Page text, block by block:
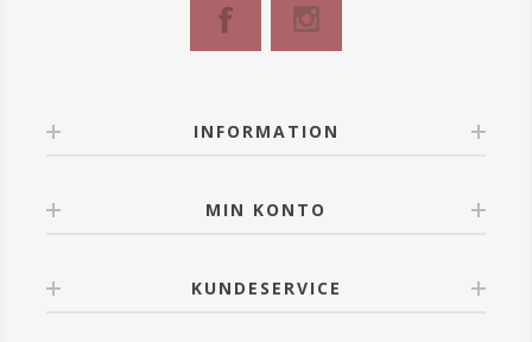
INFORMATION
MIN KONTO
KUNDESERVICE